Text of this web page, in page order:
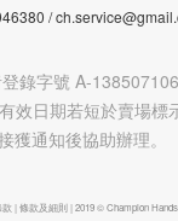
/
錄字號 A-
效日期若短於賣場標
獲通知後協助辦理。
| 條款及細則 | 2019 © Champion